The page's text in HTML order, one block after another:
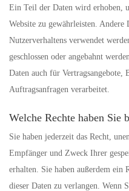
Ein Teil der Daten wird erhoben,
Website zu gewährleisten. Andere
Nutzerverhaltens verwendet
geschlossen oder angebahnt
Daten auch für Vertragsangebote,
Auftragsanfragen verarbeitet.
Welche Rechte haben Sie
Sie haben jederzeit das Recht,
Empfänger und Zweck Ihrer
erhalten. Sie haben außerdem
dieser Daten zu verlangen. Wenn